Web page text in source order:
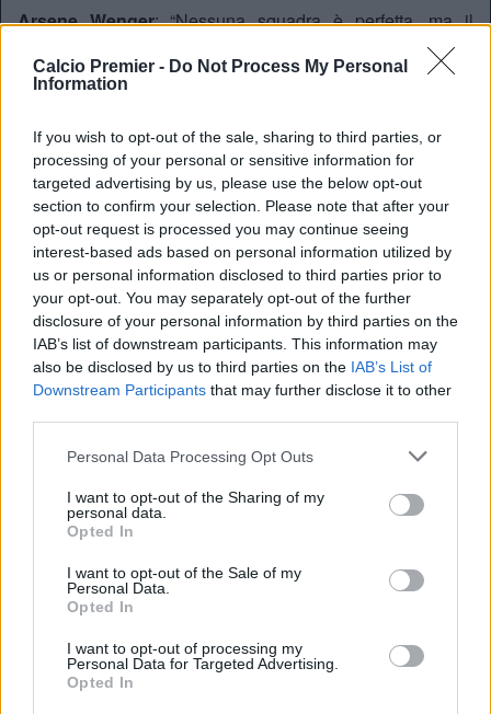
Calcio Premier - Do Not Process My Personal
Information
If you wish to opt-out of the sale, sharing to third parties, or
processing of your personal or sensitive information for
targeted advertising by us, please use the below opt-out
section to confirm your selection. Please note that after your
opt-out request is processed you may continue seeing
interest-based ads based on personal information utilized by
us or personal information disclosed to third parties prior to
your opt-out. You may separately opt-out of the further
disclosure of your personal information by third parties on the
IAB’s list of downstream participants. This information may
also be disclosed by us to third parties on the IAB’s List of
Downstream Participants that may further disclose it to other
Personal Data Processing Opt Outs
I want to opt-out of the Sharing of my
personal data.
Opted In
I want to opt-out of the Sale of my
Personal Data.
Opted In
I want to opt-out of processing my
Personal Data for Targeted Advertising.
Opted In
Arsene Wenger: “Nessuna squadra è perfetta, ma il
Barcellona ci va molto vicino. Dovremo sfruttare le nostre
occasioni. Dovremo essere bravi a sbagliare il meno
possibile. Loro hanno attaccanti incredibili. Forse sfruttano
centrocampo, ma possono segnare in qualsiasi momento
e sono letali anche nei momenti di difficoltà. Conoscevo
Luis Enrique da giocatore, e ricordo che segnò contro di
noi a Wembley in Champions League. Ha fatto un grande
lavoro perché ha conquistato il triplete al suo primo anno.
Ricordo bene la finale di Champions League 2006 contro
il Barcellona, con Messi assente per infortunio. Ciò che lui
ha fatto in questi dieci anni è semplicemente straordinario”.
Thierry Henry: “Credo che passerà il Barça, anche se non
sarà semplice. Per l’Arsenal sarà importante chiudere con
un buon risultato per andare al Camp Nou con chance di
vittoria. L’Arsenal giocherà in modo più difensivo rispetto al
dovesse riuscire a bloccare Ozil, l’Arsenal avrebbe
davvero poche possibilità”.
Twitter @Calciopremier